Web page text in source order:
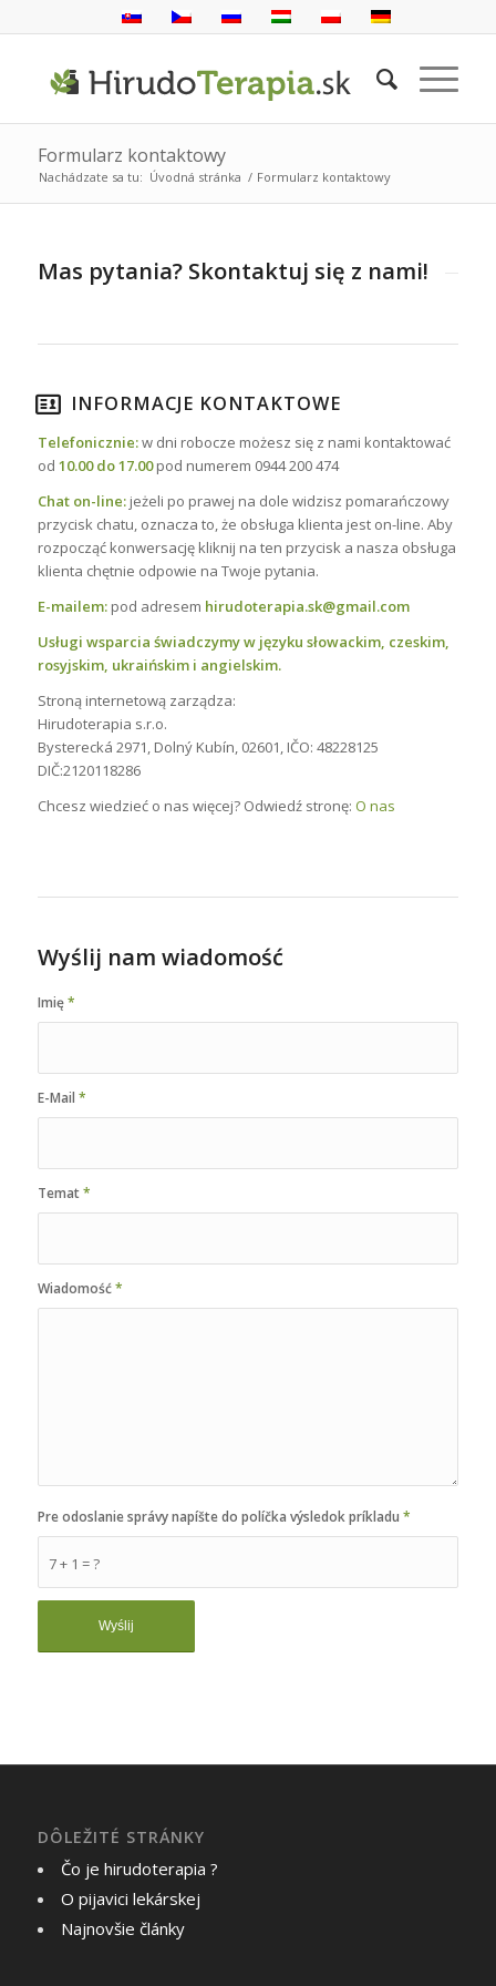
Formularz kontaktowy
Nachádzate sa tu: Úvodná stránka / Formularz kontaktowy
Mas pytania? Skontaktuj się z nami!
INFORMACJE KONTAKTOWE
Telefonicznie:w dni robocze możesz się z nami kontaktować
od 10.00 do 17.00pod numerem 0944 200 474
Chat on-line:jeżeli po prawej na dole widzisz pomarańczowy
przycisk chatu, oznacza to, że obsługa klienta jest on-line. Aby
rozpocząć konwersację kliknij na ten przycisk a nasza obsługa
klienta chętnie odpowie na Twoje pytania.
E-mailem:pod adresem hirudoterapia.sk@gmail.com
Usługi wsparcia świadczymy w języku słowackim, czeskim,
rosyjskim, ukraińskim i angielskim.
Stroną internetową zarządza:
Hirudoterapia s.r.o.
Bysterecká 2971, Dolný Kubín, 02601, IČO: 48228125
DIČ:2120118286
Chcesz wiedzieć o nas więcej? Odwiedź stronę: O nas
Wyślij nam wiadomość
Imię*
E-Mail *
Temat*
Wiadomość*
7 + 1 = ?
Pre odoslanie správy napíšte do políčka výsledok príkladu *
DÔLEŽITÉ STRÁNKY
Čo je hirudoterapia ?
O pijavici lekárskej
Najnovšie články